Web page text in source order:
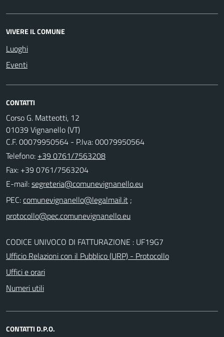
VIVERE IL COMUNE
Luoghi
Eventi
CONTATTI
Corso G. Matteotti, 12
01039 Vignanello (VT)
C.F. 00079950564 - P.Iva: 00079950564
Telefono: +39 0761/7563208
Fax: +39 0761/7563204
E-mail:
PEC:
;
CODICE UNIVOCO DI FATTURAZIONE : UF19G7
Ufficio Relazioni con il Pubblico (URP) - Protocollo
Uffici e orari
Numeri utili
CONTATTI D.P.O.